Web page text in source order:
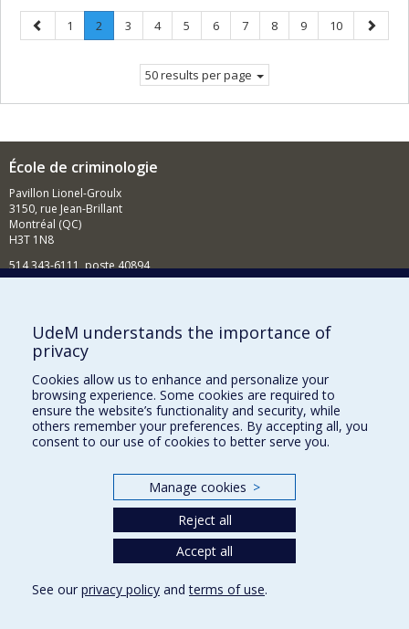
Previous
page
Page
1 Page
2
Current
Page
3 Page
4 Page
5 Page
6 Page
7 Page
8 Page
9 Page
10
Next
page
50 results per page
École de criminologie
Pavillon Lionel-Groulx
3150, rue Jean-Brillant
Montréal (QC)
H3T 1N8
514 343-6111, poste 40894
Comment soutenir l'École?
BESOIN D'AIDE?
Plan du site
Signaler une erreur
Accessibilité
Nos départements et écoles
UdeM understands the importance of
privacy
Cookies allow us to enhance and personalize your
browsing experience. Some cookies are required to
ensure the website’s functionality and security, while
others remember your preferences. By accepting all, you
consent to our use of cookies to better serve you.
Manage cookies >
Reject all
Accept all
See our privacy policy andterms of use.